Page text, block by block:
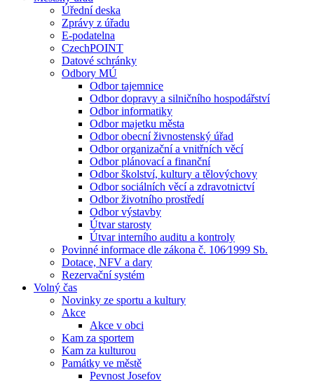
Úřední deska
Zprávy z úřadu
E-podatelna
CzechPOINT
Datové schránky
Odbory MÚ
Odbor tajemnice
Odbor dopravy a silničního hospodářství
Odbor informatiky
Odbor majetku města
Odbor obecní živnostenský úřad
Odbor organizační a vnitřních věcí
Odbor plánovací a finanční
Odbor školství, kultury a tělovýchovy
Odbor sociálních věcí a zdravotnictví
Odbor životního prostředí
Odbor výstavby
Útvar starosty
Útvar interního auditu a kontroly
Povinné informace dle zákona č. 106⁄1999 Sb.
Dotace, NFV a dary
Rezervační systém
Volný čas
Novinky ze sportu a kultury
Akce
Akce v obci
Kam za sportem
Kam za kulturou
Památky ve městě
Pevnost Josefov